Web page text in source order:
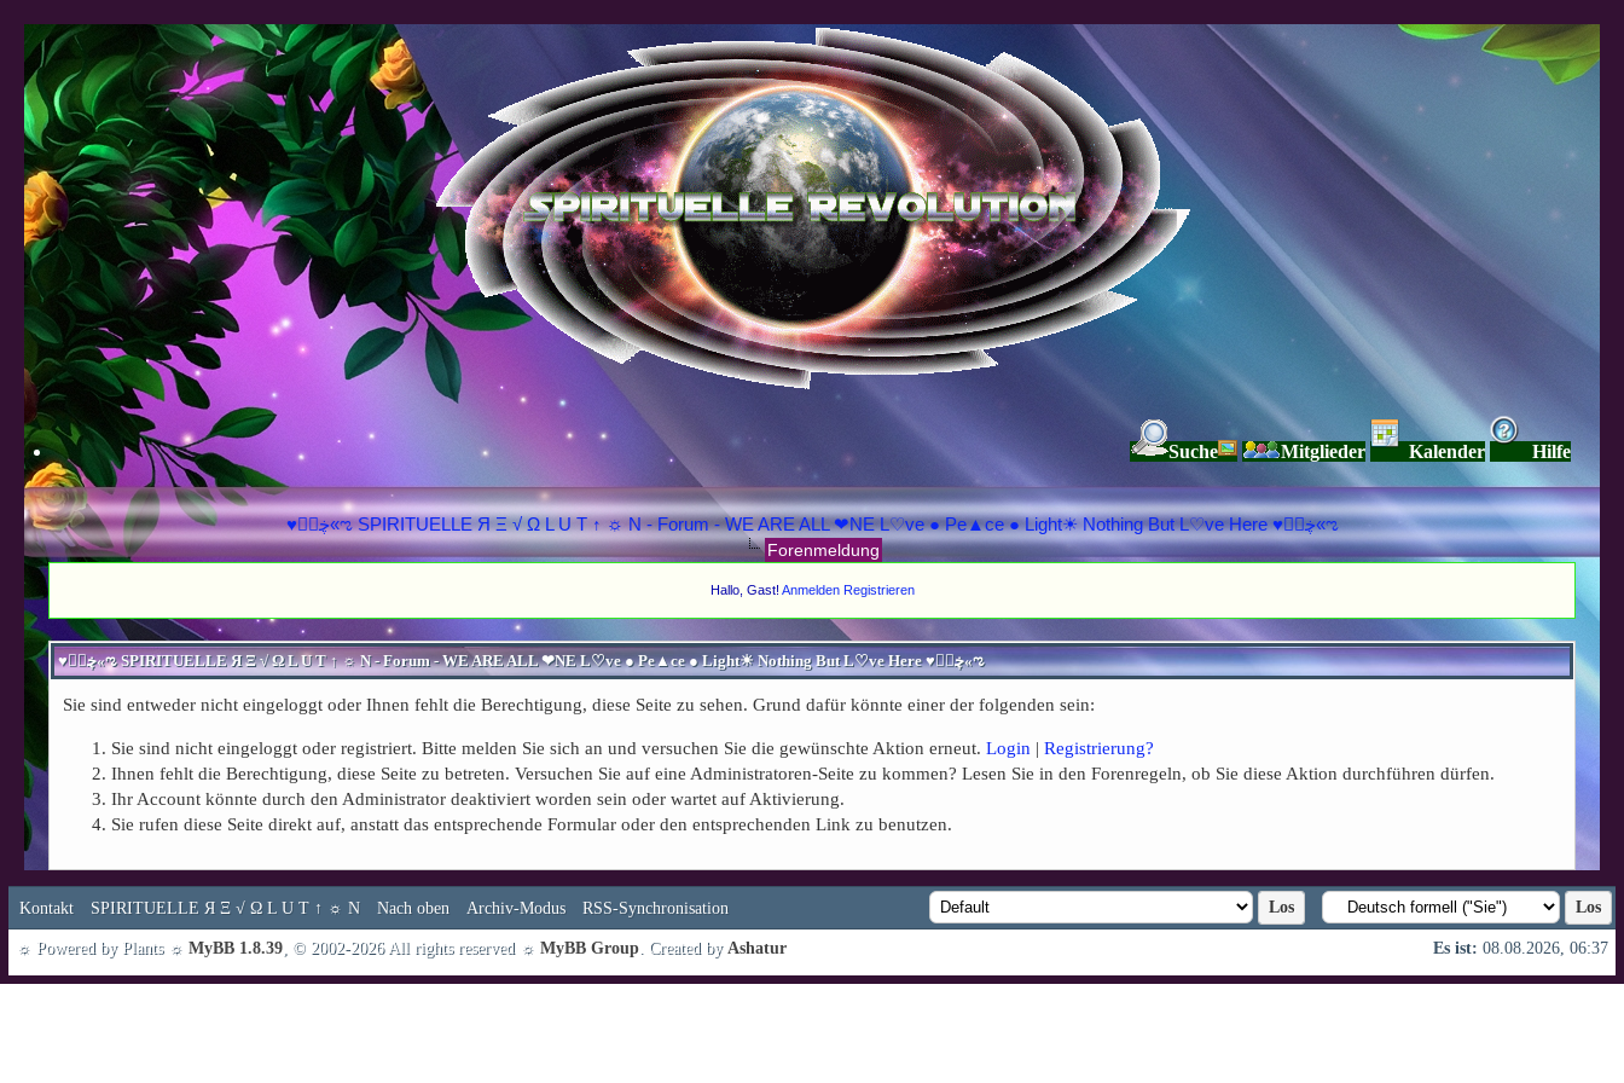
Suche Mitglieder Kalender Hilfe
♥ڿڰۣ«ಌ SPIRITUELLE Я Ξ √ Ω L U T ↑ ☼ N - Forum - WE ARE ALL ❤NE L♡ve ● Pe▲ce ● Light☀ Nothing But L♡ve Here ♥ڿڰۣ«ಌ
Forenmeldung
Hallo, Gast! Anmelden Registrieren
♥ڿڰۣ«ಌ SPIRITUELLE Я Ξ √ Ω L U T ↑ ☼ N - Forum - WE ARE ALL ❤NE L♡ve ● Pe▲ce ● Light☀ Nothing But L♡ve Here ♥ڿڰۣ«ಌ
Sie sind entweder nicht eingeloggt oder Ihnen fehlt die Berechtigung, diese Seite zu sehen. Grund dafür könnte einer der folgenden sein:
Sie sind nicht eingeloggt oder registriert. Bitte melden Sie sich an und versuchen Sie die gewünschte Aktion erneut. Login | Registrierung?
Ihnen fehlt die Berechtigung, diese Seite zu betreten. Versuchen Sie auf eine Administratoren-Seite zu kommen? Lesen Sie in den Forenregeln, ob Sie diese Aktion durchführen dürfen.
Ihr Account könnte durch den Administrator deaktiviert worden sein oder wartet auf Aktivierung.
Sie rufen diese Seite direkt auf, anstatt das entsprechende Formular oder den entsprechenden Link zu benutzen.
Kontakt SPIRITUELLE Я Ξ √ Ω L U T ↑ ☼ N Nach oben Archiv-Modus RSS-Synchronisation
Es ist: 08.08.2026, 06:37
☼ Powered by Plants ☼ MyBB 1.8.39 , © 2002-2026 All rights reserved ☼ MyBB Group . Created by Ashatur